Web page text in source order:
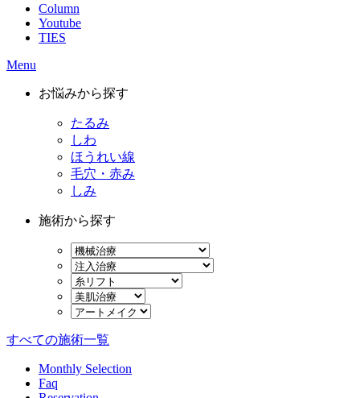
Column
Youtube
TIES
Menu
お悩みから探す
たるみ
しわ
ほうれい線
毛穴・赤み
しみ
施術から探す
すべての施術一覧
Monthly Selection
Faq